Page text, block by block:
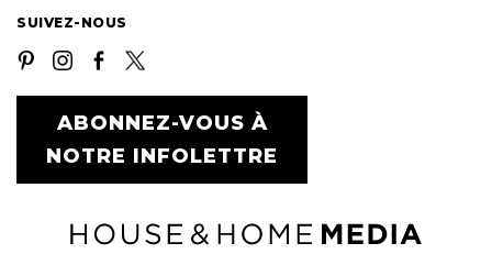
SUIVEZ-NOUS
ABONNEZ-VOUS À
NOTRE INFOLETTRE